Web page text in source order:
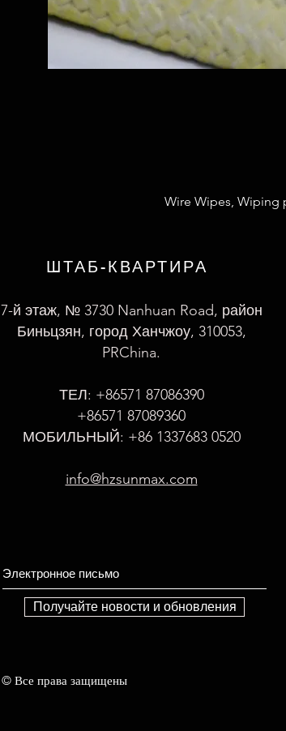
Wire Wipes, Wiping
ШТАБ-КВАРТИРА
7-й этаж, № 3730 Nanhuan Road, район
Биньцзян, город Ханчжоу, 310053,
PRChina.
ТЕЛ: +86571 87086390
+86571 87089360
МОБИЛЬНЫЙ: +86 1337683 0520
info@hzsunmax.com
Получайте новости и обновления
© Все права защищены